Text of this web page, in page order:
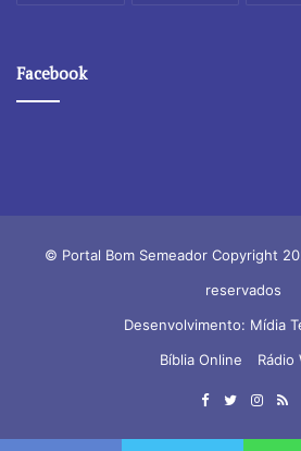
Facebook
© Portal Bom Semeador Copyright
reservados
Desenvolvimento: Mídia
Bíblia Online
Rádio